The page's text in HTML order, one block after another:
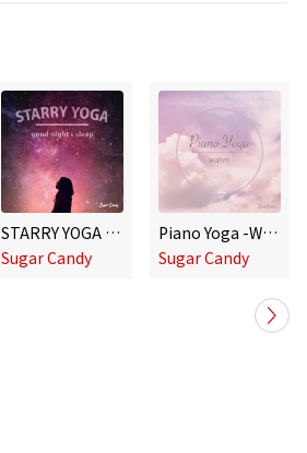
STARRY YOGA 〜good night's sleep〜
Sugar Candy
Piano Yoga -Warm-
Sugar Candy